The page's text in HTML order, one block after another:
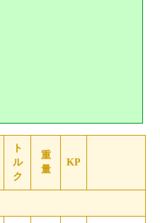
ト
ル
ク
重
量
KP